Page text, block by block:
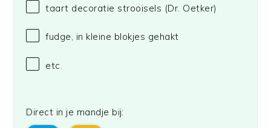
taart decoratie strooisels (Dr. Oetker)
fudge, in kleine blokjes gehakt
etc.
Direct in je mandje bij: